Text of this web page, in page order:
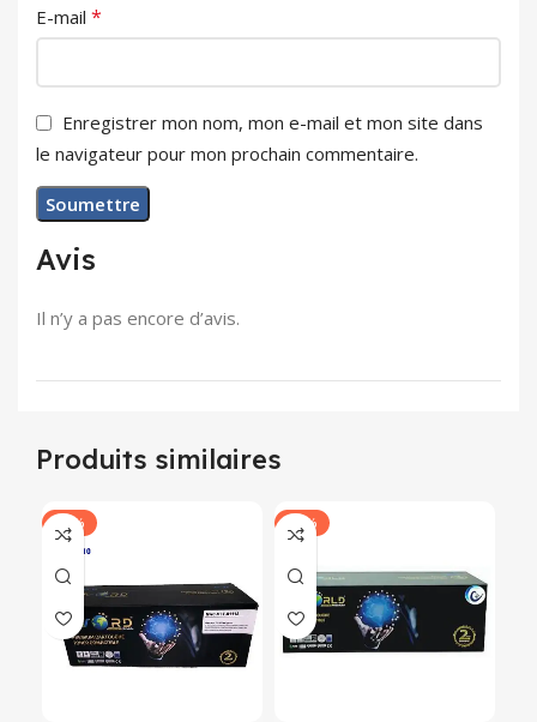
Avis
Il n’y a pas encore d’avis.
E-mail *
Enregistrer mon nom, mon e-mail et mon site dans
le navigateur pour mon prochain commentaire.
Produits similaires
-21% -25%